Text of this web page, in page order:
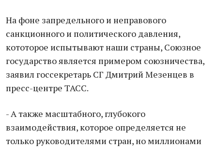
На фоне запредельного и неправового
санкционного и политического давления,
кототорое испытывают наши страны, Союзное
государство является примером союзничества,
заявил госсекретарь СГ Дмитрий Мезенцев в
пресс-центре ТАСС.
- А также масштабного, глубокого
взаимодействия, которое определяется не
только руководителями стран, но миллионами